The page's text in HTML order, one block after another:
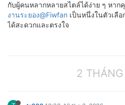
กับผู้คนหลากหลายสไตล์ได้ง่าย ๆ หาก
งานระยอง@Fiwfan เป็นหนึ่งในตัวเลื
ได้สะดวกและตรงใจ
2